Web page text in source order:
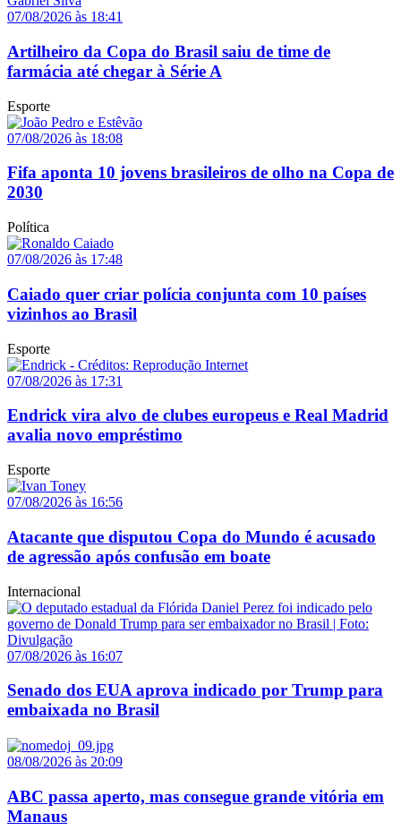
07/08/2026 às 18:41
Artilheiro da Copa do Brasil saiu de time de
farmácia até chegar à Série A
Esporte
07/08/2026 às 18:08
Fifa aponta 10 jovens brasileiros de olho na Copa de
2030
Política
07/08/2026 às 17:48
Caiado quer criar polícia conjunta com 10 países
vizinhos ao Brasil
Esporte
07/08/2026 às 17:31
Endrick vira alvo de clubes europeus e Real Madrid
avalia novo empréstimo
Esporte
07/08/2026 às 16:56
Atacante que disputou Copa do Mundo é acusado
de agressão após confusão em boate
Internacional
07/08/2026 às 16:07
Senado dos EUA aprova indicado por Trump para
embaixada no Brasil
08/08/2026 às 20:09
ABC passa aperto, mas consegue grande vitória em
Manaus